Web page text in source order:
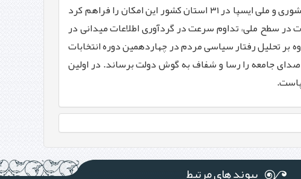
یکی از اتفاقات خوب در این دوره از نظرسنجی‌های انتخاباتی ما افزایش سرعت گردآوری اطلاعات بود. شبکه گسترده کشوری و ملی ایسپا در ۳۱ استان کشور این امکان را فراهم کرد
در سطح ملی، تداوم سرعت در گردآوری اطلاعات میدانی در
بر تحلیل رفتار سیاسی مردم در چهاردهمین دوره انتخابات
جامعه را رسا و شفاف به گوش دولت برساند. در اولین
پیوند های مرتبط